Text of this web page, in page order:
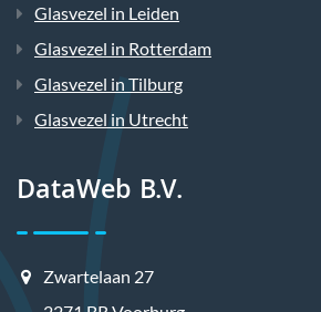
Glasvezel in Leiden
Glasvezel in Rotterdam
Glasvezel in Tilburg
Glasvezel in Utrecht
DataWeb B.V.
Zwartelaan 27